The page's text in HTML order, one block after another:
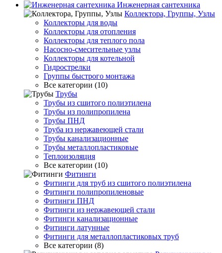
Инженерная сантехника
Коллектора, Группы, Узлы
Коллекторы для воды
Коллекторы для отопления
Коллекторы для теплого пола
Насосно-смесительные узлы
Коллекторы для котельной
Гидрострелки
Группы быстрого монтажа
Все категории (10)
Трубы
Трубы из сшитого полиэтилена
Трубы из полипропилена
Трубы ПНД
Труба из нержавеющей стали
Трубы канализационные
Трубы металлопластиковые
Теплоизоляция
Все категории (10)
Фитинги
Фитинги для труб из сшитого полиэтилена
Фитинги полипропиленовые
Фитинги ПНД
Фитинги из нержавеющей стали
Фитинги канализационные
Фитинги латунные
Фитинги для металлопластиковых труб
Все категории (8)